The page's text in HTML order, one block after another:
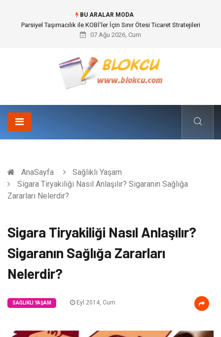
BU ARALAR MODA
Parsiyel Taşımacılık ile KOBİ’ler İçin Sınır Ötesi Ticaret Stratejileri
07 Ağu 2026, Cum
AnaSayfa
Sağlıklı Yaşam
Sigara Tiryakiliği Nasıl Anlaşılır? Sigaranın Sağlığa
Zararları Nelerdir?
Sigara Tiryakiliği Nasıl Anlaşılır?
Sigaranın Sağlığa Zararları
Nelerdir?
SAĞLIKLI YAŞAM Eyl 2014, Cum